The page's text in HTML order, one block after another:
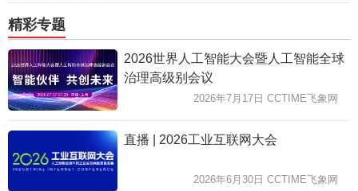
精彩专题
2026世界人工智能大会暨人工智能全球
治理高级别会议
2026年7月17日 CCTIME飞象网
直播 | 2026工业互联网大会
2026年6月30日 CCTIME飞象网